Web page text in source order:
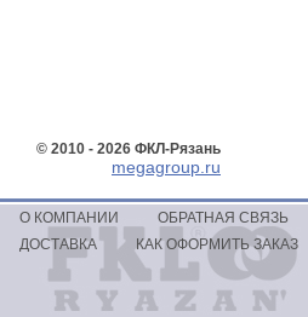
© 2010 - 2026 ФКЛ-Рязань
megagroup.ru
О КОМПАНИИ ОБРАТНАЯ СВЯЗЬ
ДОСТАВКА
КАК ОФОРМИТЬ ЗАКАЗ